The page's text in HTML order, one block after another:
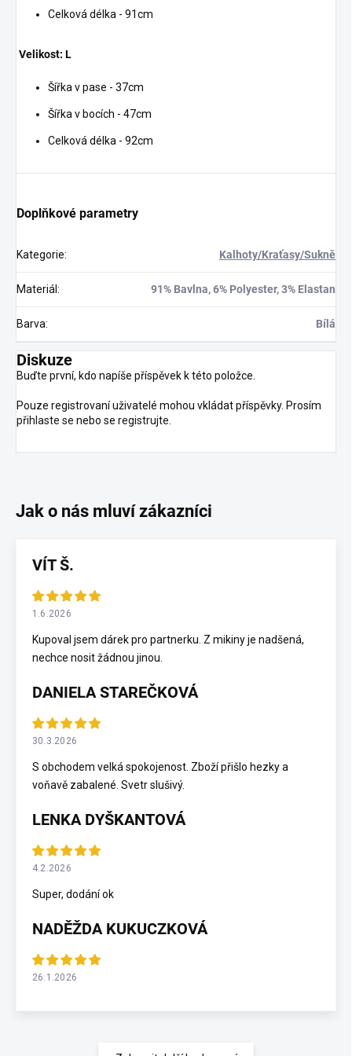
Celková délka - 91cm
Velikost: L
Šířka v pase - 37cm
Šířka v bocích - 47cm
Celková délka - 92cm
Doplňkové parametry
Kategorie: Kalhoty/Kraťasy/Sukně
Materiál: 91% Bavlna, 6% Polyester, 3% Elastan
Barva: Bílá
Diskuze
Buďte první, kdo napíše příspěvek k této položce.
Pouze registrovaní uživatelé mohou vkládat příspěvky. Prosím
přihlaste se nebo se registrujte.
VÍT Š.
1.6.2026
Kupoval jsem dárek pro partnerku. Z mikiny je nadšená,
nechce nosit žádnou jinou.
DANIELA STAREČKOVÁ
30.3.2026
S obchodem velká spokojenost. Zboží přišlo hezky a
voňavě zabalené. Svetr slušivý.
LENKA DYŠKANTOVÁ
4.2.2026
Super, dodání ok
NADĚŽDA KUKUCZKOVÁ
26.1.2026